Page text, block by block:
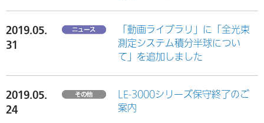
2019.05.
31
「動画ライブラリ」に「全光束
測定システム積分半球につい
て」を追加しました
2019.05.
24
LE-3000シリーズ保守終了のご
案内